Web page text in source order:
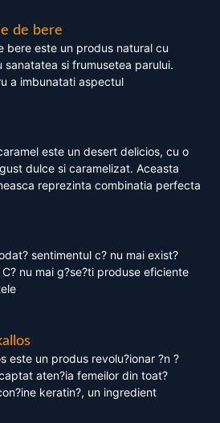
de bere
bere este un produs natural cu
si frumusetea parului.
a imbunatati aspectul
este un desert delicios, cu o
dulce si caramelizat. Aceasta
reprezinta combinatia perfecta
sentimentul c? nu mai exist?
nu mai g?se?ti produse eficiente
este un produs revolu?ionar ?n ?
aten?ia femeilor din toat?
keratin?, un ingredient